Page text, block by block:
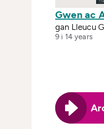
Gwen ac
gan Lleucu
9 i 14 years